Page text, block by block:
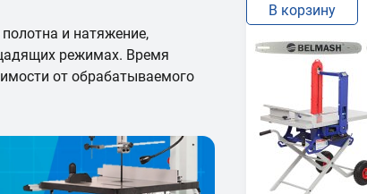
и натяжение,
режимах. Время
от обрабатываемого
В корзину